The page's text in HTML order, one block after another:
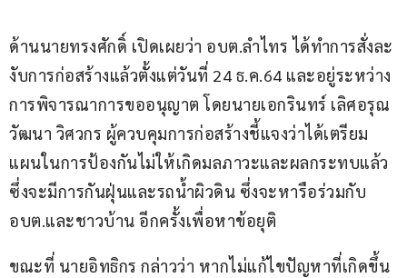
ด้านนายทรงศักดิ์ เปิดเผยว่า อบต.ลำไทร ได้ทำการสั่งละ
งับการก่อสร้างแล้วตั้งแต่วันที่ 24 ธ.ค.64 และอยู่ระหว่าง
การพิจารณาการขออนุญาต โดยนายเอกรินทร์ เลิศอรุณ
วัฒนา วิศวกร ผู้ควบคุมการก่อสร้างชี้แจงว่าได้เตรียม
แผนในการป้องกันไม่ให้เกิดมลภาวะและผลกระทบแล้ว
ซึ่งจะมีการกันฝุ่นและรถน้ำผิวดิน ซึ่งจะหารือร่วมกับ
อบต.และชาวบ้าน อีกครั้งเพื่อหาข้อยุติ
ขณะที่ นายอิทธิกร กล่าวว่า หากไม่แก้ไขปัญหาที่เกิดขึ้น